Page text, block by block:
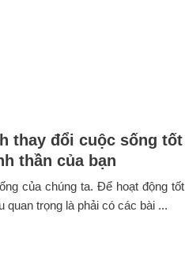
thay đổi cuộc sống tốt
thần của bạn
của chúng ta. Để hoạt động tốt
quan trọng là phải có các bài ...